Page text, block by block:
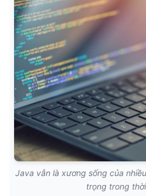
Java vẫn là xương sống của
trọng trong